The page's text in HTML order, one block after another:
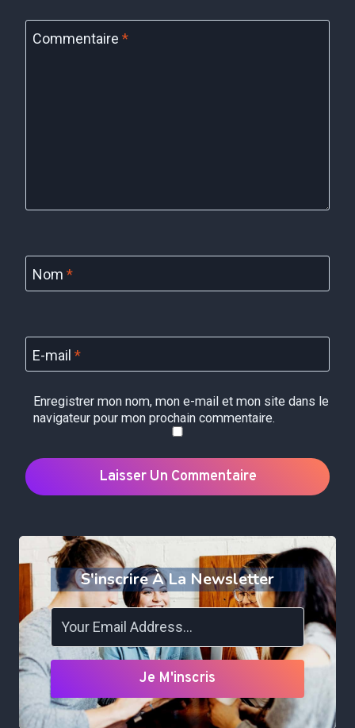
Commentaire *
Nom *
E-mail *
Enregistrer mon nom, mon e-mail et mon site dans le
navigateur pour mon prochain commentaire.
S'inscrire À La Newsletter
Je M'inscris